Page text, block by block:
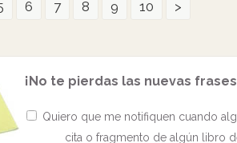
6 7 8 9 10 >
¡No te pierdas las nuevas
Quiero que me notifiquen cuando
cita o fragmento de algún libro